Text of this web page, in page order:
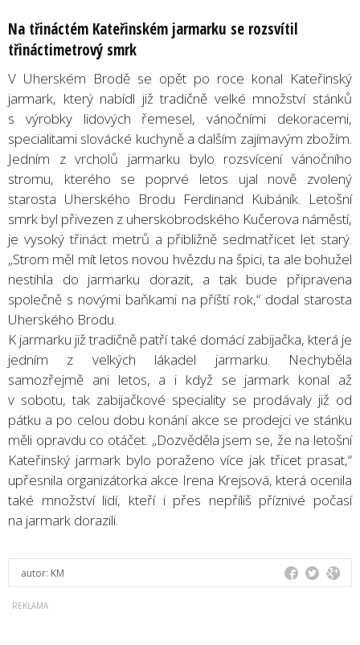
Na třináctém Kateřinském jarmarku se rozsvítil
třináctimetrový smrk
V Uherském Brodě se opět po roce konal Kateřinský
jarmark, který nabídl již tradičně velké množství stánků
s výrobky lidových řemesel, vánočními dekoracemi,
specialitami slovácké kuchyně a dalším zajímavým zbožím.
Jedním z vrcholů jarmarku bylo rozsvícení vánočního
stromu, kterého se poprvé letos ujal nově zvolený
starosta Uherského Brodu Ferdinand Kubáník. Letošní
smrk byl přivezen z uherskobrodského Kučerova náměstí,
je vysoký třináct metrů a přibližně sedmatřicet let starý.
„Strom měl mít letos novou hvězdu na špici, ta ale bohužel
nestihla do jarmarku dorazit, a tak bude připravena
společně s novými baňkami na příští rok,“ dodal starosta
Uherského Brodu.
K jarmarku již tradičně patří také domácí zabijačka, která je
jedním z velkých lákadel jarmarku. Nechyběla
samozřejmě ani letos, a i když se jarmark konal až
v sobotu, tak zabijačkové speciality se prodávaly již od
pátku a po celou dobu konání akce se prodejci ve stánku
měli opravdu co otáčet. „Dozvěděla jsem se, že na letošní
Kateřinský jarmark bylo poraženo více jak třicet prasat,“
upřesnila organizátorka akce Irena Krejsová, která ocenila
také množství lidí, kteří i přes nepříliš příznivé počasí
na jarmark dorazili.
autor: KM